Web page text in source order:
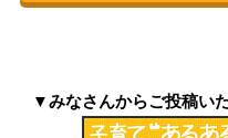
▼みなさんからご投稿い